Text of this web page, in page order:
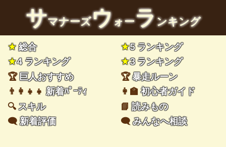
サマナーズウォーランキング
★総合 ★5 ランキング
★4 ランキング ★3 ランキング
🏆巨人おすすめ 🏆暴走ルーン
👨‍👩‍👧‍👧新着ﾊﾟｰﾃｨ 👩‍🏫初心者ガイド
🔍スキル 📘読みもの
🗨️新着評価 🗨️みんなへ相談